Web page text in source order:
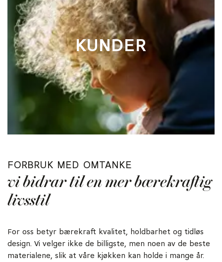
KUNDER
FORBRUK MED OMTANKE
vi bidrar til en mer bærekraftig
livsstil
For oss betyr bærekraft kvalitet, holdbarhet og tidløs
design. Vi velger ikke de billigste, men noen av de beste
materialene, slik at våre kjøkken kan holde i mange år.